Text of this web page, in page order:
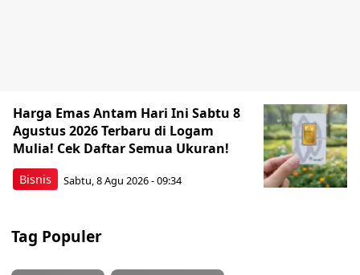
Bisnis
Harga Emas Antam Hari Ini Sabtu 8
Agustus 2026 Terbaru di Logam
Mulia! Cek Daftar Semua Ukuran!
Sabtu, 8 Agu 2026 - 09:34
Tag Populer